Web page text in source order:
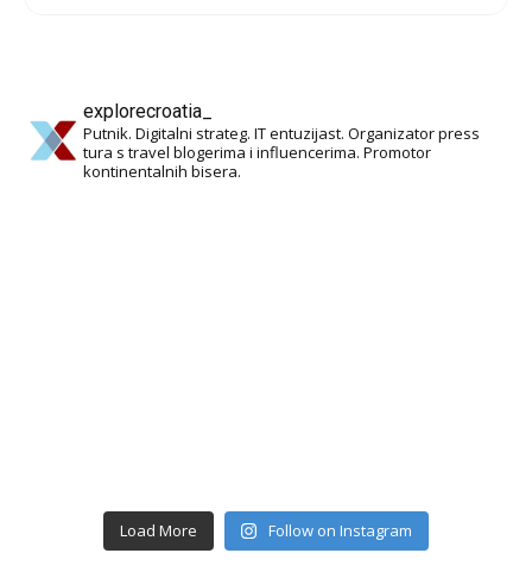
explorecroatia_
Putnik. Digitalni strateg. IT entuzijast. Organizator press
tura s travel blogerima i influencerima. Promotor
kontinentalnih bisera.
Load More Follow on Instagram